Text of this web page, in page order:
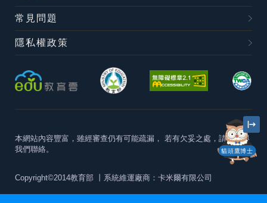
貓頭鷹博士
常見問題
隱私權政策
本網站內容豐富，雖經審查仍有可能疏漏， 若有欠妥之處，請隨時與
我們聯絡。
Copyright©2014教育部 丨系統維運廠商：卡米爾有限公司